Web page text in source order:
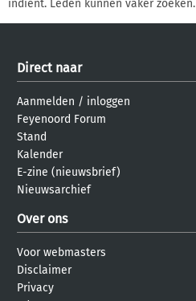
indient. Leden kunnen vaker zoeken.
Direct naar
Aanmelden / inloggen
Feyenoord Forum
Stand
Kalender
E-zine (nieuwsbrief)
Nieuwsarchief
Over ons
Voor webmasters
Disclaimer
Privacy